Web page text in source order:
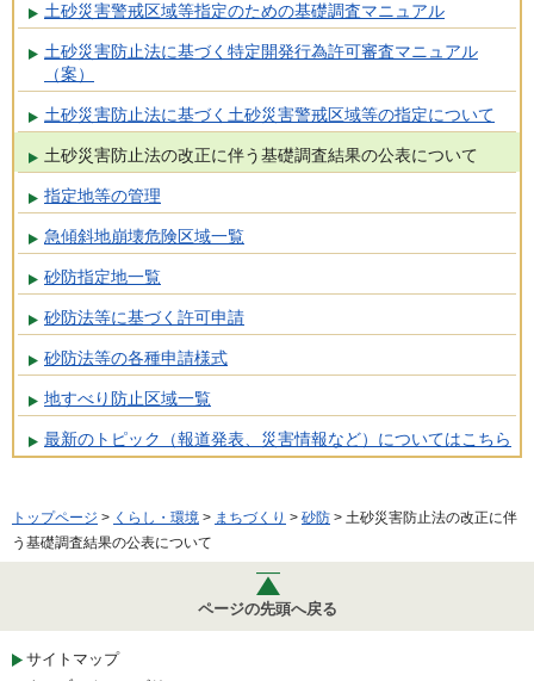
土砂災害警戒区域等指定のための基礎調査マニュアル
土砂災害防止法に基づく特定開発行為許可審査マニュアル
（案）
土砂災害防止法に基づく土砂災害警戒区域等の指定について
土砂災害防止法の改正に伴う基礎調査結果の公表について
指定地等の管理
急傾斜地崩壊危険区域一覧
砂防指定地一覧
砂防法等に基づく許可申請
砂防法等の各種申請様式
地すべり防止区域一覧
最新のトピック（報道発表、災害情報など）についてはこちら
トップページ > くらし・環境 > まちづくり > 砂防 > 土砂災害防止法の改正に伴
う基礎調査結果の公表について
ページの先頭へ戻る
サイトマップ